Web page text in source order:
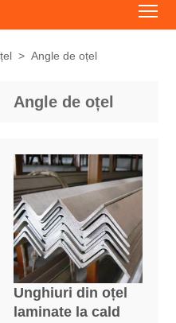
> Angle de oțel
Angle de oțel
Unghiuri din oțel
laminate la cald